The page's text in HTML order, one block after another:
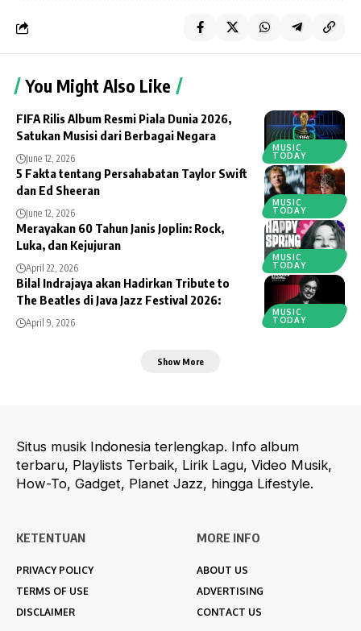
You Might Also Like
MUSIC
TODAY
FIFA Rilis Album Resmi Piala Dunia 2026,
Satukan Musisi dari Berbagai Negara
June 12, 2026
MUSIC
TODAY
5 Fakta tentang Persahabatan Taylor Swift
dan Ed Sheeran
June 12, 2026
MUSIC
TODAY
Merayakan 60 Tahun Janis Joplin: Rock,
Luka, dan Kejujuran
April 22, 2026
MUSIC
TODAY
Bilal Indrajaya akan Hadirkan Tribute to
The Beatles di Java Jazz Festival 2026:
April 9, 2026
Show More
Situs musik Indonesia terlengkap. Info album
terbaru, Playlists Terbaik, Lirik Lagu, Video Musik,
How-To, Gadget, Planet Jazz, hingga Lifestyle.
KETENTUAN
PRIVACY POLICY
TERMS OF USE
DISCLAIMER
MORE INFO
ABOUT US
ADVERTISING
CONTACT US